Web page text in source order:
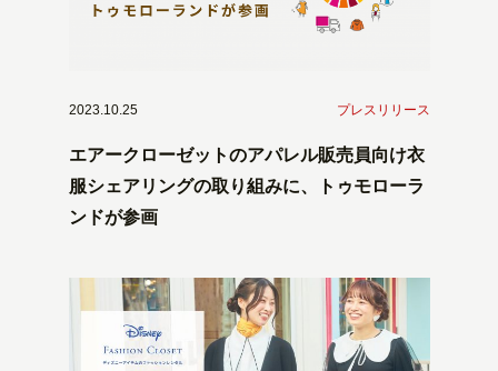
2023.10.25 プレスリリース
エアークローゼットのアパレル販売員向け衣
服シェアリングの取り組みに、トゥモローラ
ンドが参画